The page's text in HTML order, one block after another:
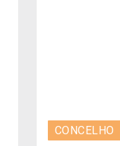
CONCELHO